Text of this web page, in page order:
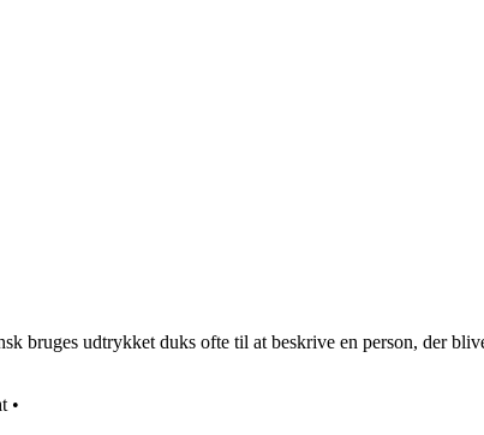
bruges udtrykket duks ofte til at beskrive en person, der
•